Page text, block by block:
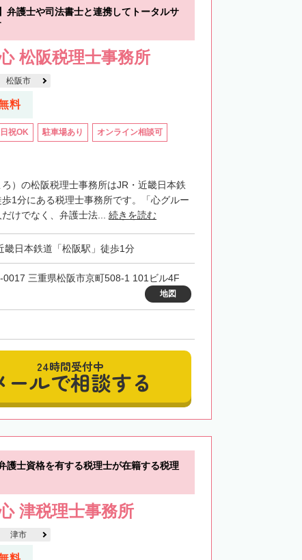
弁護士や司法書士と連携してトータルサ
松阪税理士事務所
松阪市
料
祝OK 駐車場あり オンライン相談可
）の松阪税理士事務所はJR・近畿日本鉄
1分にある税理士事務所です。「心グルー
けでなく、弁護士法... 続きを読む
畿日本鉄道「松阪駅」徒歩1分
0017 三重県松阪市京町508-1 101ビル4F
地図
24時間受付中
ールで相談する
護士資格を有する税理士が在籍する税理
津税理士事務所
津市